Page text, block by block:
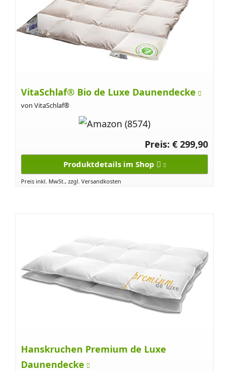
VitaSchlaf® Bio de Luxe Daunendecke
von VitaSchlaf®
Preis: € 299,90
Produktdetails im Shop
Preis inkl. MwSt., zzgl. Versandkosten
Hanskruchen Premium de Luxe
Daunendecke